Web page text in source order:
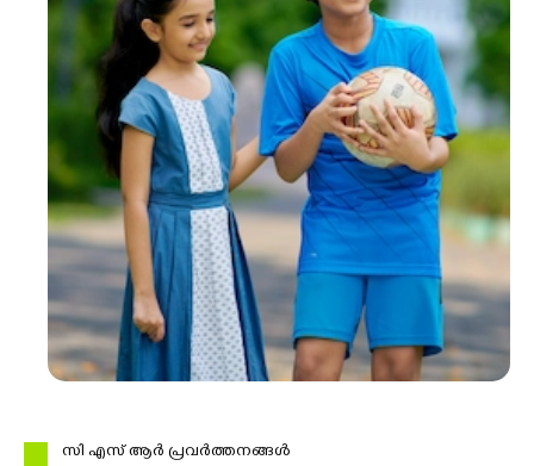
ശ്രീമതി. സരസ്വതി. എന്‍
ഡെപ്യൂട്ടി ജനറൽ മാനേജർ
KSFE ഡിജിറ്റല്‍ ബിസിനസ് സെന്‍റര്‍
ശ്രീമതി. സുജാത. എം. ടി
ഡെപ്യൂട്ടി ജനറൽ മാനേജർ
റവന്യൂ റിക്കവറി വിഭാഗം
ശ്രീമതി. നിഷ. എ. ബി
ഡെപ്യൂട്ടി ജനറൽ മാനേജർ
സി എസ് ആർ പ്രവർത്തനങ്ങൾ